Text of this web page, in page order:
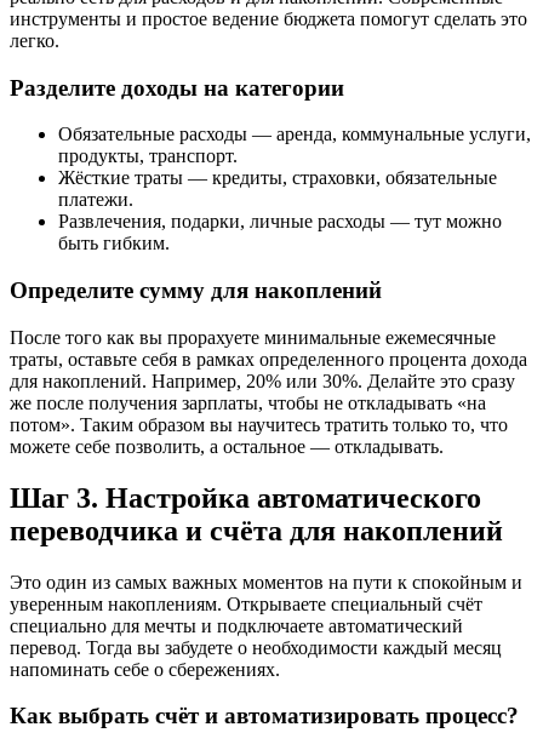
инструменты и простое ведение бюджета помогут сделать это
легко.
Разделите доходы на категории
Обязательные расходы — аренда, коммунальные услуги,
продукты, транспорт.
Жёсткие траты — кредиты, страховки, обязательные
платежи.
Развлечения, подарки, личные расходы — тут можно
быть гибким.
Определите сумму для накоплений
После того как вы прорахуете минимальные ежемесячные
траты, оставьте себя в рамках определенного процента дохода
для накоплений. Например, 20% или 30%. Делайте это сразу
же после получения зарплаты, чтобы не откладывать «на
потом». Таким образом вы научитесь тратить только то, что
можете себе позволить, а остальное — откладывать.
Шаг 3. Настройка автоматического
переводчика и счёта для накоплений
Это один из самых важных моментов на пути к спокойным и
уверенным накоплениям. Открываете специальный счёт
специально для мечты и подключаете автоматический
перевод. Тогда вы забудете о необходимости каждый месяц
напоминать себе о сбережениях.
Как выбрать счёт и автоматизировать процесс?